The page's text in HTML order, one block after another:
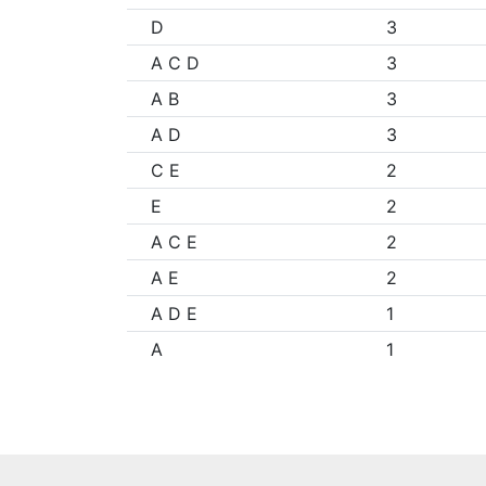
D
3
A C D
3
A B
3
A D
3
C E
2
E
2
A C E
2
A E
2
A D E
1
A
1